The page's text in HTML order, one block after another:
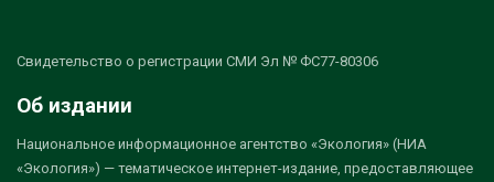
Свидетельство о регистрации СМИ Эл № ФС77-80306
Об издании
Национальное информационное агентство «Экология» (НИА
«Экология») — тематическое интернет-издание, предоставляющее